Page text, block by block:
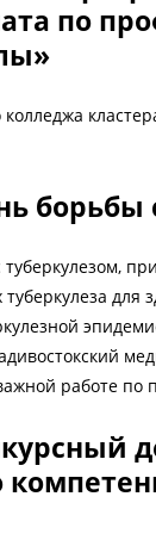
по
борьбы
туберкулеза
работе по